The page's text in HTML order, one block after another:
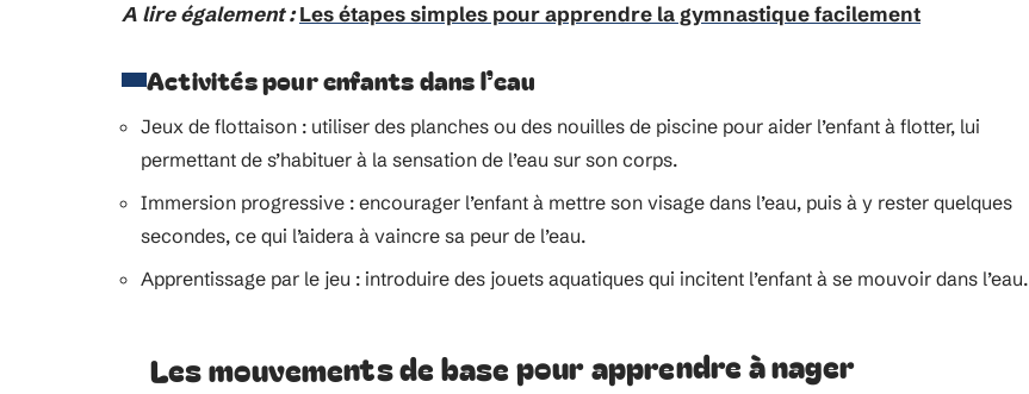
A lire également : Les étapes simples pour apprendre la gymnastique facilement
Activités pour enfants dans l’eau
Jeux de flottaison : utiliser des planches ou des nouilles de piscine pour aider l’enfant à flotter, lui
permettant de s’habituer à la sensation de l’eau sur son corps.
Immersion progressive : encourager l’enfant à mettre son visage dans l’eau, puis à y rester quelques
secondes, ce qui l’aidera à vaincre sa peur de l’eau.
Apprentissage par le jeu : introduire des jouets aquatiques qui incitent l’enfant à se mouvoir dans l’eau.
Les mouvements de base pour apprendre à nager